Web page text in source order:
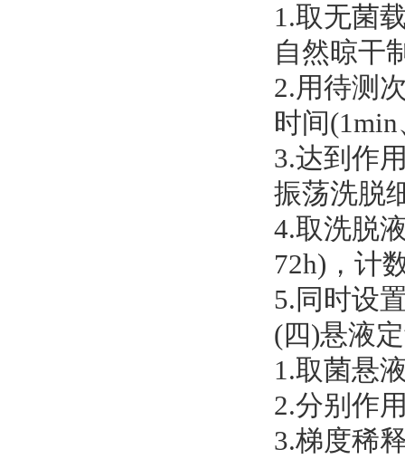
1.取无菌
自然晾干
2.用待测
时间
3.达到作
振荡洗脱
4.取洗脱
72h)，计
5.同时设
(四)悬液
1.取菌悬
2.分别作
3.梯度稀